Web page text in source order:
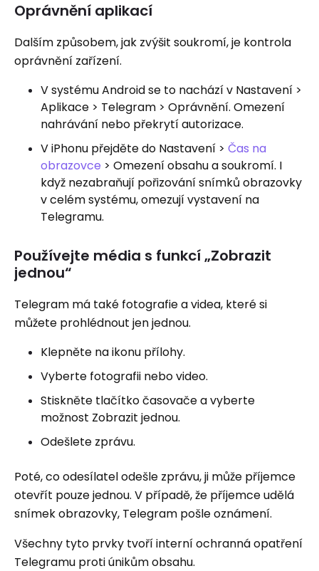
Oprávnění aplikací
Dalším způsobem, jak zvýšit soukromí, je kontrola
oprávnění zařízení.
V systému Android se to nachází v Nastavení >
Aplikace > Telegram > Oprávnění. Omezení
nahrávání nebo překrytí autorizace.
V iPhonu přejděte do Nastavení > Čas na
obrazovce > Omezení obsahu a soukromí. I
když nezabraňují pořizování snímků obrazovky
v celém systému, omezují vystavení na
Telegramu.
Používejte média s funkcí „Zobrazit
jednou“
Telegram má také fotografie a videa, které si
můžete prohlédnout jen jednou.
Klepněte na ikonu přílohy.
Vyberte fotografii nebo video.
Stiskněte tlačítko časovače a vyberte
možnost Zobrazit jednou.
Odešlete zprávu.
Poté, co odesílatel odešle zprávu, ji může příjemce
otevřít pouze jednou. V případě, že příjemce udělá
snímek obrazovky, Telegram pošle oznámení.
Všechny tyto prvky tvoří interní ochranná opatření
Telegramu proti únikům obsahu.